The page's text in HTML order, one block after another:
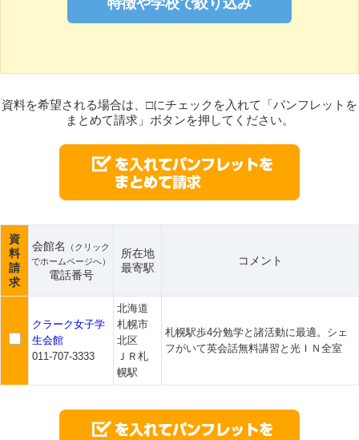
資料を希望される場合は、□にチェックを入れて「パンフレットを
まとめて請求」ボタンを押してください。
資
料
請
求
会館名
（クリック
でホームページへ）
電話番号
所在地
最寄駅
コメント
クラーク女子学
生会館
011-707-3333
北海道
札幌市
北区
ＪＲ札
幌駅
札幌駅歩4分勉学と諸活動に最適。シェ
フがいて英会話無料講習と光ＩＮ全室